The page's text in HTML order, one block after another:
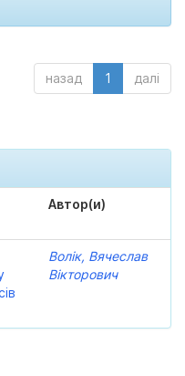
назад 1 далі
Автор(и)
Волік, Вячеслав
Вікторович